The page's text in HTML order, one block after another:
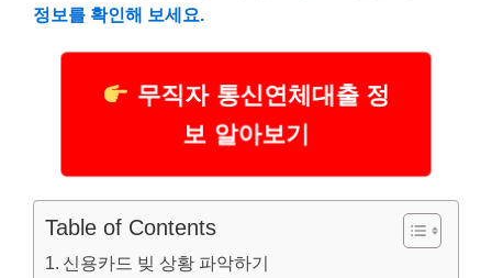
정보를 확인해 보세요.
무직자 통신연체대출 정
보 알아보기
Table of Contents
신용카드 빚 상황 파악하기